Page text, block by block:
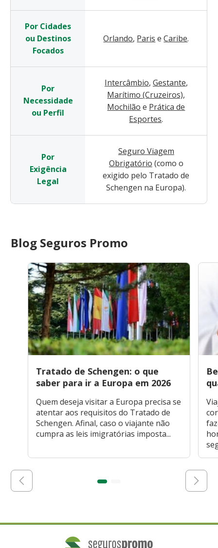
Por Cidades
ou Destinos
Focados
Orlando, Paris e Caribe.
Por
Necessidade
ou Perfil
Intercâmbio, Gestante,
Marítimo (Cruzeiros),
Mochilão e Prática de
Esportes.
Por
Exigência
Legal
Seguro Viagem
Obrigatório (como o
exigido pelo Tratado de
Schengen na Europa).
Blog Seguros Promo
Tratado de Schengen: o que
saber para ir a Europa em 2026
Quem deseja visitar a Europa precisa se
atentar aos requisitos do Tratado de
Schengen. Afinal, caso o viajante não
cumpra as leis imigratórias imposta...